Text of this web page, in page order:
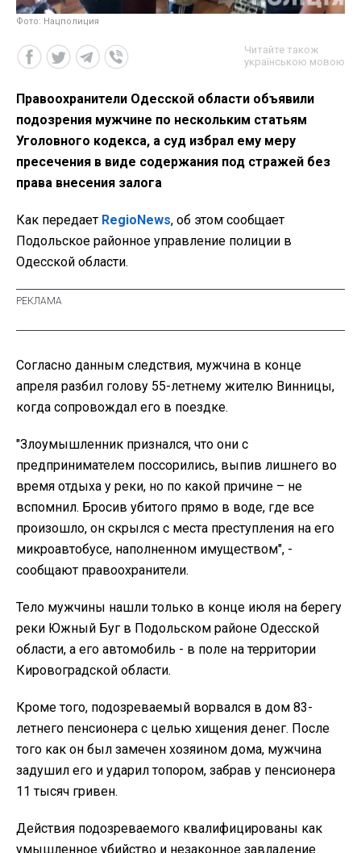
Фото: Нацполиция
Читайте також
українською мовою
Правоохранители Одесской области объявили
подозрения мужчине по нескольким статьям
Уголовного кодекса, а суд избрал ему меру
пресечения в виде содержания под стражей без
права внесения залога
Как передает RegioNews, об этом сообщает
Подольское районное управление полиции в
Одесской области.
Согласно данным следствия, мужчина в конце
апреля разбил голову 55-летнему жителю Винницы,
когда сопровождал его в поездке.
"Злоумышленник признался, что они с
предпринимателем поссорились, выпив лишнего во
время отдыха у реки, но по какой причине – не
вспомнил. Бросив убитого прямо в воде, где все
произошло, он скрылся с места преступления на его
микроавтобусе, наполненном имуществом", -
сообщают правоохранители.
Тело мужчины нашли только в конце июля на берегу
реки Южный Буг в Подольском районе Одесской
области, а его автомобиль - в поле на территории
Кировоградской области.
Кроме того, подозреваемый ворвался в дом 83-
летнего пенсионера с целью хищения денег. После
того как он был замечен хозяином дома, мужчина
задушил его и ударил топором, забрав у пенсионера
11 тысяч гривен.
Действия подозреваемого квалифицированы как
умышленное убийство и незаконное завладение